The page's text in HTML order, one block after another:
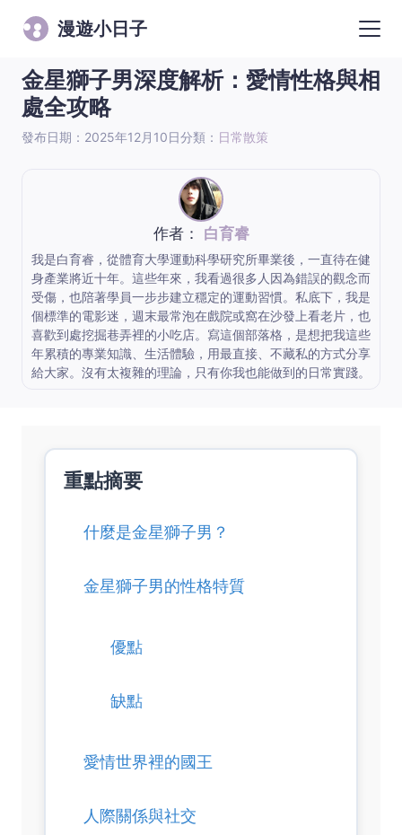
漫遊小日子
金星獅子男深度解析：愛情性格與相
處全攻略
發布日期：2025年12月10日分類： 日常散策
作者： 白育睿
我是白育睿，從體育大學運動科學研究所畢業後，一直待在健
身產業將近十年。這些年來，我看過很多人因為錯誤的觀念而
受傷，也陪著學員一步步建立穩定的運動習慣。私底下，我是
個標準的電影迷，週末最常泡在戲院或窩在沙發上看老片，也
喜歡到處挖掘巷弄裡的小吃店。寫這個部落格，是想把我這些
年累積的專業知識、生活體驗，用最直接、不藏私的方式分享
給大家。沒有太複雜的理論，只有你我也能做到的日常實踐。
重點摘要
什麼是金星獅子男？
金星獅子男的性格特質
優點
缺點
愛情世界裡的國王
人際關係與社交